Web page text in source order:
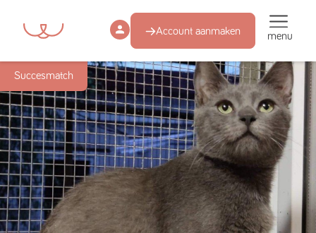
Account aanmaken menu
Succesmatch